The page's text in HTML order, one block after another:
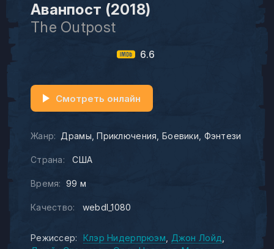
Аванпост (2018)
The Outpost
6.6
Жанр: Драмы Приключения Боевики Фэнтези
Страна: США
Время: 99 м
Качество: webdl_1080
Смотреть онлайн
Режиссер: Клэр Нидерпрюэм
Джон Лойд